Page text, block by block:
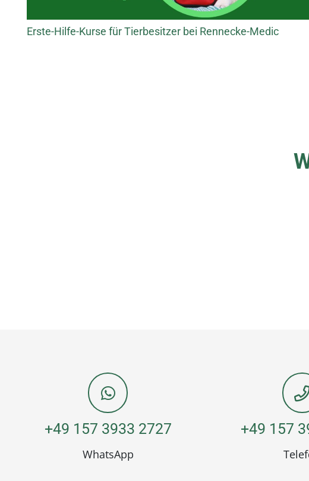
Erste-Hilfe-Kurse für Tierbesitzer bei Rennecke-Medic
+49 157 3933 2727
WhatsApp
+49 157